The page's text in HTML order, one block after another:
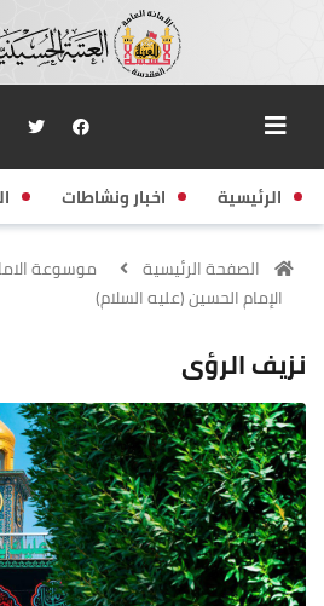
الرئيسية اخبار ونشاطات
الصفحة الرئيسية
موسوعة
الإمام الحسين (عليه السلام)
نزيف الرؤى